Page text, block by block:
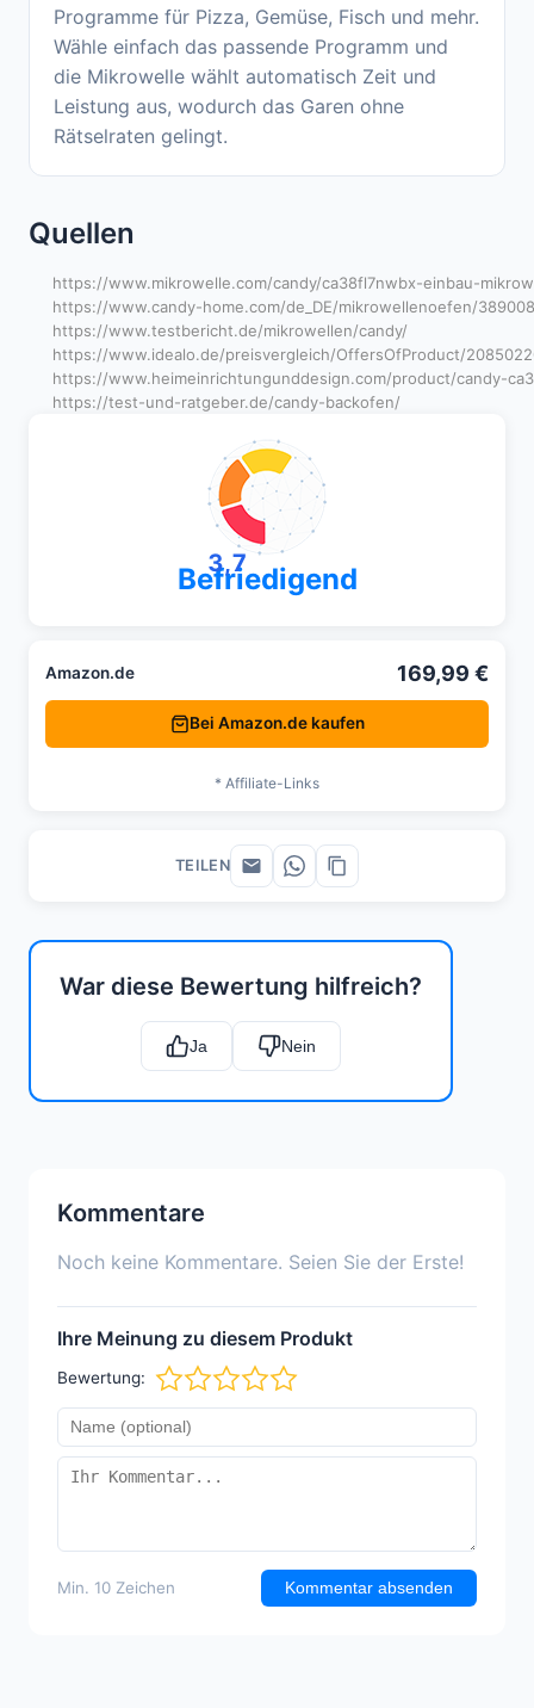
Programme für Pizza, Gemüse, Fisch und mehr.
Wähle einfach das passende Programm und
die Mikrowelle wählt automatisch Zeit und
Leistung aus, wodurch das Garen ohne
Rätselraten gelingt.
Quellen
https://www.mikrowelle.com/candy/ca38fl7nwbx-einbau-
https://www.candy-home.com/de_DE/mikrowellenoefen/
https://www.testbericht.de/mikrowellen/candy/
https://www.idealo.de/preisvergleich/OffersOfProduct/
https://www.heimeinrichtungunddesign.com/product/candy-
https://test-und-ratgeber.de/candy-backofen/
War diese Bewertung hilfreich?
Ja Nein
Kommentare
Noch keine Kommentare. Seien Sie der Erste!
Ihre Meinung zu diesem Produkt
Bewertung:
Min. 10 Zeichen Kommentar absenden
3,7
Befriedigend
Amazon.de 169,99 €
Bei Amazon.de kaufen
* Affiliate-Links
TEILEN